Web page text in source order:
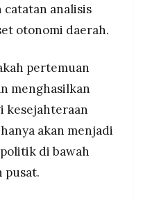
catatan analisis
otonomi daerah.
pertemuan
menghasilkan
kesejahteraan
akan menjadi
di bawah
pusat.